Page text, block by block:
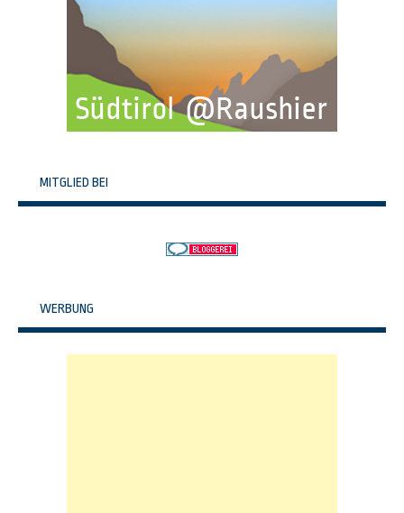
MITGLIED BEI
WERBUNG